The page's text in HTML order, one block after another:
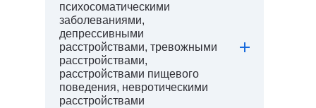
психосоматическими
заболеваниями,
депрессивными
расстройствами, тревожными
расстройствами,
расстройствами пищевого
поведения, невротическими
расстройствами